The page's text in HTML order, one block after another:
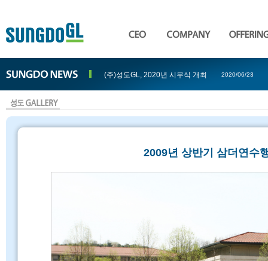
(주)성도GL, 2020년 시무식 개최 2020/06/23
2009년 상반기 삼더연수